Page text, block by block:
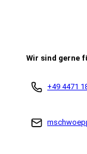
Wir sind gerne
+49 4471